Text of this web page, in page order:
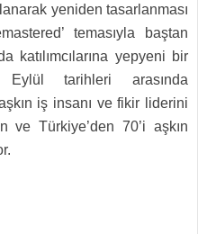
yeniden tasarlanması
temasıyla baştan
katılımcılarına yepyeni bir
tarihleri arasında
iş insanı ve fikir liderini
ve Türkiye’den 70’i aşkın